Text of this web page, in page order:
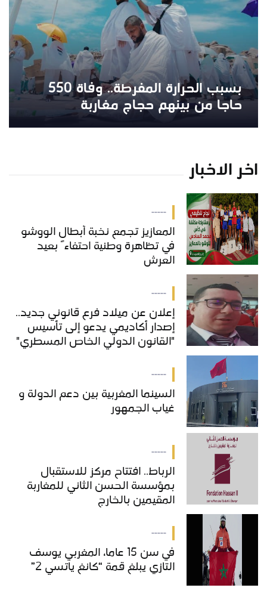
بسبب الحرارة المفرطة.. وفاة 550
حاجا من بينهم حجاج مغاربة
اخر الاخبار
-----
المعازيز تجمع نخبة أبطال الووشو
في تظاهرة وطنية احتفاءً بعيد
العرش
-----
إعلان عن ميلاد فرع قانوني جديد..
إصدار أكاديمي يدعو إلى تأسيس
"القانون الدولي الخاص المسطري"
-----
السينما المغربية بين دعم الدولة و
غياب الجمهور
-----
الرباط.. افتتاح مركز للاستقبال
بمؤسسة الحسن الثاني للمغاربة
المقيمين بالخارج
-----
في سن 15 عاما، المغربي يوسف
التازي يبلغ قمة “كانغ ياتسي 2”